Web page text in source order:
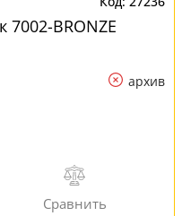
7002-BRONZE
архив